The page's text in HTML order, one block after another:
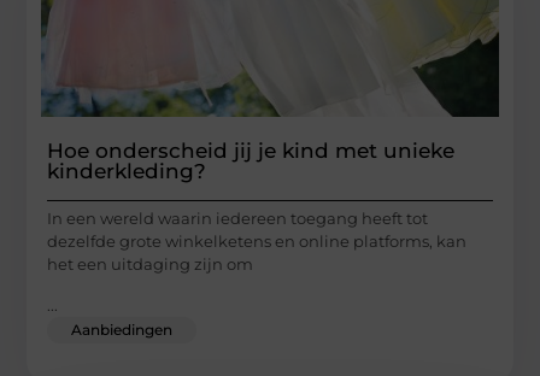
Hoe onderscheid jij je kind met unieke
kinderkleding?
In een wereld waarin iedereen toegang heeft tot
dezelfde grote winkelketens en online platforms, kan
het een uitdaging zijn om
Aanbiedingen